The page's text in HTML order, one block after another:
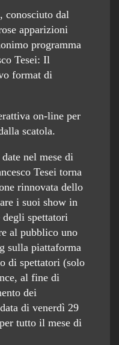
conosciuto dal
apparizioni
programma
Tesei: Il
format di
on-line per
scatola.
nel mese di
Tesei torna
rinnovata dello
i suoi show in
degli spettatori
al pubblico uno
sulla piattaforma
di spettatori (solo
al fine di
dei
di venerdì 29
tutto il mese di